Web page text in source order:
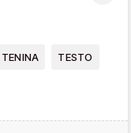
TESTO